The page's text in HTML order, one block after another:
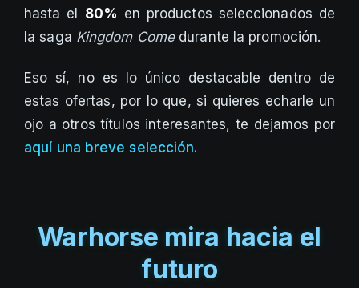
hasta el 80% en productos seleccionados de
la saga Kingdom Come durante la promoción.
Eso sí, no es lo único destacable dentro de
estas ofertas, por lo que, si quieres echarle un
ojo a otros títulos interesantes, te dejamos por
aquí una breve selección.
Warhorse mira hacia el
futuro